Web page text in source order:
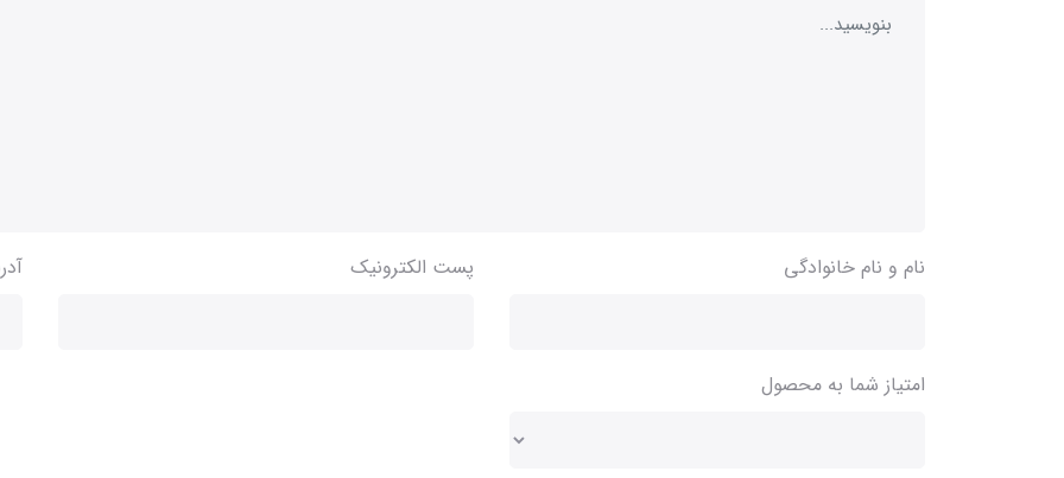
نام و نام خانوادگی پست الکترونیک
امتیاز شما به محصول